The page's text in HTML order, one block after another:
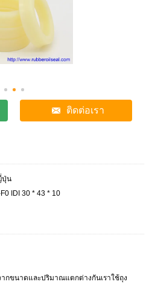
ติดต่อเรา
ปุ่น
IDI 30 * 43 * 10
กขนาดและปริมาณแตกต่างกันเราใช้ถุง